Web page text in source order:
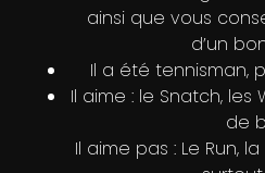
ainsi que vous
d’un
Il a été tennisman,
Il aime : le Snatch,
de
Il aime pas : Le Run,